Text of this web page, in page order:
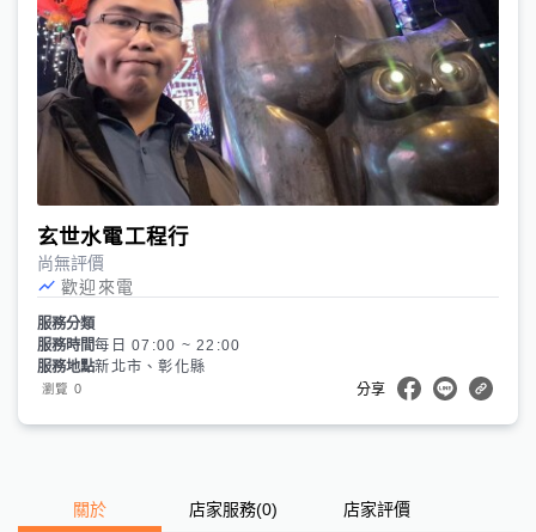
玄世水電工程行
尚無評價
歡迎來電
服務分類
服務時間每日 07:00 ~ 22:00
服務地點新北市、彰化縣
瀏覽 0 分享
關於 店家服務(0) 店家評價